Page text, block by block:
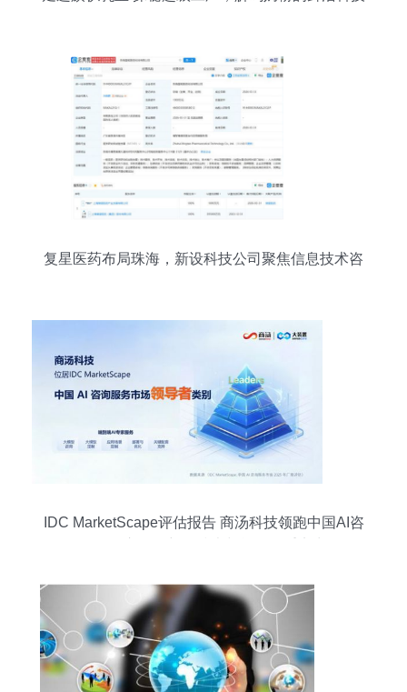
复星医药布局珠海，新设科技公司聚焦信息技术咨
IDC MarketScape评估报告 商汤科技领跑中国AI咨